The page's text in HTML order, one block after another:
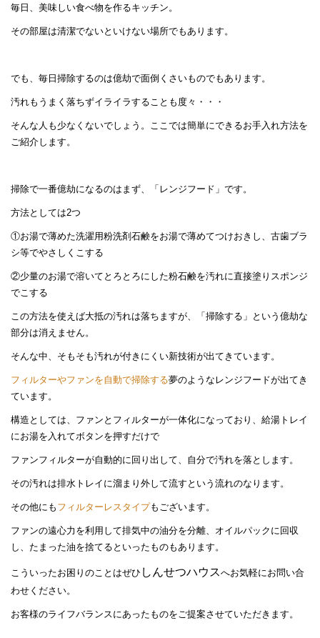
毎日、美味しい食べ物を作るキッチン。
その部屋は清潔でないといけない場所でもあります。
でも、毎日掃除するのは億劫で面倒くさいものでもあります。
汚れもうまく落ちずイライラすることも度々・・・
そんな人も少なくないでしょう。ここでは簡単にできるお手入れ方法を
ご紹介します。
掃除で一番億劫になるのはまず、「レンジフード」です。
方法としては2つ
①お湯で薄めた洗濯用粉洗剤石鹸をお湯で薄めてつけおきし、古歯ブラ
シ等でやさしくこする
②少量のお湯で溶いてとろとろにした粉石鹸を汚れに直接塗りスポンジ
でこする
この方法を使えば大抵の汚れは落ちますが、「掃除する」という億劫な
部分は消えません。
そんな中、そもそも汚れが付きにくい新技術が出てきています。
フィルターやファンを自動で掃除する夢のようなレンジフードが出てき
ています。
構造としては、ファンとフィルターが一体化になっており、給湯トレイ
にお湯を入れてボタンを押すだけで
ファンフィルターが自動的に回り出して、自分で汚れを落とします。
その汚れは排水トレイに溜まり外して流すという流れのなります。
その他にも フィルターレスタイプもございます。
ファンの遠心力を利用して排気中の油分を分離、オイルパックに回収
し、たまった油を捨てるといったものもあります。
こういったお困りのことはぜひ しんせつハウスへお気軽にお問い合
わせください。
お客様のライフバランスにあったものをご提案させていただきます。